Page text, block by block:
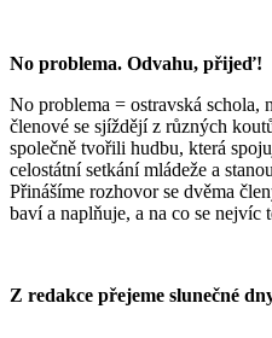
No problema. Odvahu, přijeď!
No problema = ostravská schola,
členové se sjíždějí z různých
společně tvořili hudbu, která
celostátní setkání mládeže a
Přinášíme rozhovor se dvěma
baví a naplňuje, a na co se nejvíc
Z redakce přejeme slunečné